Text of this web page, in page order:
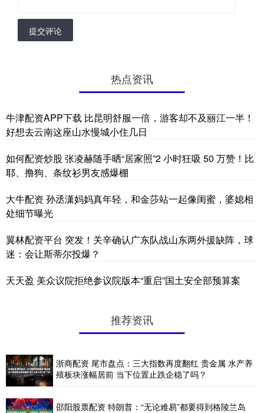
提交评论
热点资讯
牛津配资APP下载 比昆明舒服一倍，游客却不及丽江一半！
好想去云南这座山水慢城小住几日
如何配资炒股 张凌赫随手晒“居家照”2 小时狂吸 50 万赞！比
耶、撸狗、条纹衫男友感爆棚
大牛配资 孙丞潇妈妈真年轻，和金莎站一起像闺蜜，婆媳相
处细节曝光
翼林配资平台 突发！关辛确认广东队战山东两外援缺阵，球
迷：会让斯蒂尔投爆？
天天盈 美众议院拒绝参议院版本“重启”国土安全部预算案
推荐资讯
浙商配资 尾市盘点：三大指数再度翻红 贵金属 水产养
殖板块涨幅居前 当下位置止跌企稳了吗？
邵阳股票配资 特朗普：“无论难易”都要得到格陵兰岛